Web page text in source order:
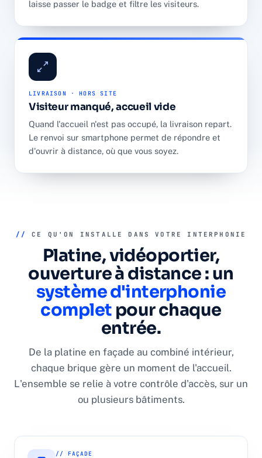
laisse passer le badge et filtre les visiteurs.
LIVRAISON · HORS SITE
Visiteur manqué, accueil vide
Quand l'accueil n'est pas occupé, la livraison repart.
Le renvoi sur smartphone permet de répondre et
d'ouvrir à distance, où que vous soyez.
// CE QU'ON INSTALLE DANS VOTRE INTERPHONIE
Platine, vidéoportier,
ouverture à distance : un
système d'interphonie
complet pour chaque
entrée.
De la platine en façade au combiné intérieur,
chaque brique gère un moment de l'accueil.
L'ensemble se relie à votre contrôle d'accès, sur un
ou plusieurs bâtiments.
// FAÇADE